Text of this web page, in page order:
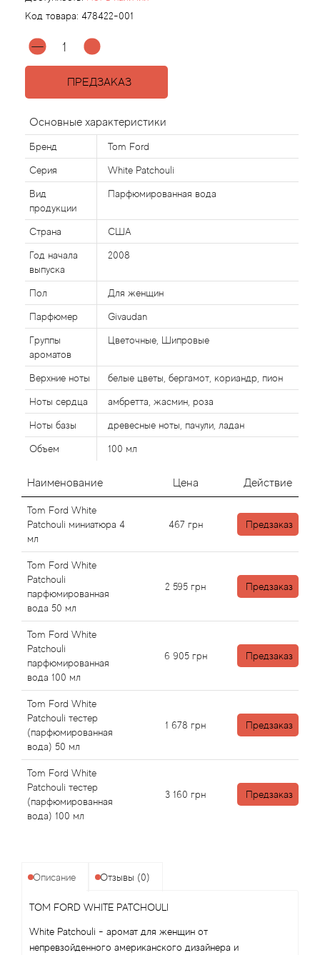
Код товара: 478422-001
ПРЕДЗАКАЗ
Основные характеристики
Бренд Tom Ford
Серия White Patchouli
Вид
продукции
Парфюмированная вода
Страна США
Год начала
выпуска
2008
Пол Для женщин
Парфюмер Givaudan
Группы
ароматов
Цветочные, Шипровые
Верхние ноты белые цветы, бергамот, кориандр, пион
Ноты сердца амбретта, жасмин, роза
Ноты базы древесные ноты, пачули, ладан
Объем 100 мл
Наименование Цена Действие
Tom Ford White
Patchouli миниатюра 4
мл
467 грн Предзаказ
Tom Ford White
Patchouli
парфюмированная
вода 50 мл
2 595 грн Предзаказ
Tom Ford White
Patchouli
парфюмированная
вода 100 мл
6 905 грн Предзаказ
Tom Ford White
Patchouli тестер
(парфюмированная
вода) 50 мл
1 678 грн Предзаказ
Tom Ford White
Patchouli тестер
(парфюмированная
вода) 100 мл
3 160 грн Предзаказ
Описание Отзывы (0)
TOM FORD WHITE PATCHOULI
White Patchouli - аромат для женщин от
непревзойденного американского дизайнера и
Agonist
Aigner
Ajmal
Al Haramain
Al Jazeera
Alaia Paris
Alexander McQueen
Alexandre Barthet
Alexandre J
Alfred Dunhill
Alyson Oldoini
American Crew
Amouage
Amouroud
Andre L'Arom
Angel Schlesser
Anima Mundi
Anna Sui
Annayake
Anne Fontaine
Annick Goutal
Antonio Puig